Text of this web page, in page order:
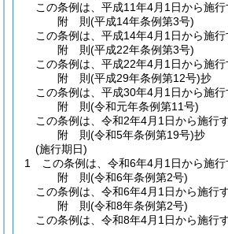
この条例は、平成11年4月1日から施行
附 則(平成14年条例第3号)
この条例は、平成14年4月1日から施行
附 則(平成22年条例第3号)
この条例は、平成22年4月1日から施行
附 則(平成29年条例第12号)抄
この条例は、平成30年4月1日から施行
附 則(令和元年条例第11号)
この条例は、令和2年4月1日から施行す
附 則(令和5年条例第19号)抄
(施行期日)
1
この条例は、令和6年4月1日から施行
附 則(令和6年条例第2号)
この条例は、令和6年4月1日から施行す
附 則(令和8年条例第2号)
この条例は、令和8年4月1日から施行す